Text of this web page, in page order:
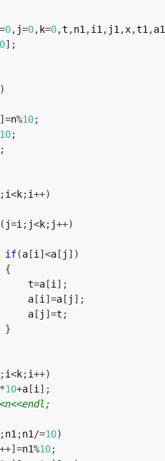
=0, j=0, k=0,t ,n1 ,i1 , j1 ,x,t1 ,a1
] ;
] =n%10;
;
i<k;i++)
j=i ; j<k; j++)
if(a[i ] <a[ j ] )
{
                t
=a[i ] ;
                a
[i ] =a[ j ] ;
                a
[ j ] =t ;
}
i<k;i++)
10+a[i ] ;
n1 ;n1 /=10)
] =n1%10;